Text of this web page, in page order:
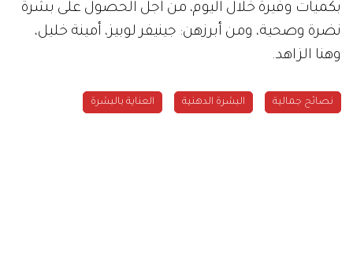
بكميات وفيرة خلال اليوم، من أجل الحصول على بشرة
نضرة وصحية، ومن أبرزهن: جينيفر لوبيز، أمينة خليل،
وهنا الزاهد.
نصائح جمالية البشرة الدهنية العناية بالبشرة